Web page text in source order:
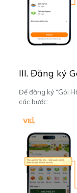
III. Đăng ký
Để đăng ký “Gói
các bước: